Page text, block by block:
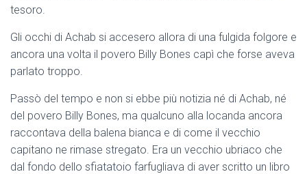
tesoro.
Gli occhi di Achab si accesero allora di una fulgida folgore e
ancora una volta il povero Billy Bones capì che forse aveva
parlato troppo.
Passò del tempo e non si ebbe più notizia né di Achab, né
del povero Billy Bones, ma qualcuno alla locanda ancora
raccontava della balena bianca e di come il vecchio
capitano ne rimase stregato. Era un vecchio ubriaco che
dal fondo dello sfiatatoio farfugliava di aver scritto un libro